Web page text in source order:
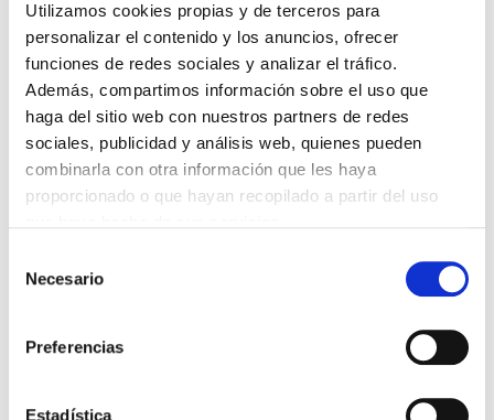
Utilizamos cookies propias y de terceros para
personalizar el contenido y los anuncios, ofrecer
funciones de redes sociales y analizar el tráfico.
Además, compartimos información sobre el uso que
haga del sitio web con nuestros partners de redes
sociales, publicidad y análisis web, quienes pueden
combinarla con otra información que les haya
proporcionado o que hayan recopilado a partir del uso
Necesario
Preferencias
Estadística
*Campos obligatorios
He leido y acepto la
SANIDAD CREA UN DIPLOMA OFICIAL PARA RECONOCER LA